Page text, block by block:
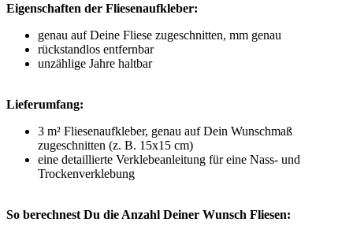
Eigenschaften der Fliesenaufkleber:
genau auf Deine Fliese zugeschnitten, mm genau
rückstandlos entfernbar
unzählige Jahre haltbar
Lieferumfang:
3 m² Fliesenaufkleber, genau auf Dein Wunschmaß
zugeschnitten (z. B. 15x15 cm)
eine detaillierte Verklebeanleitung für eine Nass- und
Trockenverklebung
So berechnest Du die Anzahl Deiner Wunsch Fliesen: